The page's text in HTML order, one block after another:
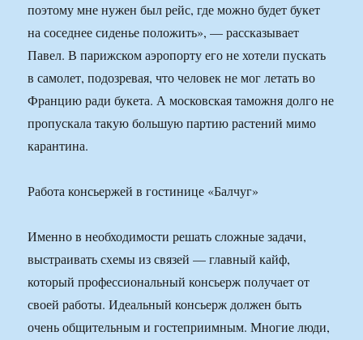
поэтому мне нужен был рейс, где можно будет букет
на соседнее сиденье положить», — рассказывает
Павел. В парижском аэропорту его не хотели пускать
в самолет, подозревая, что человек не мог летать во
Францию ради букета. А московская таможня долго не
пропускала такую большую партию растений мимо
карантина.
Работа консьержей в гостинице «Балчуг»
Именно в необходимости решать сложные задачи,
выстраивать схемы из связей — главный кайф,
который профессиональный консьерж получает от
своей работы. Идеальный консьерж должен быть
очень общительным и гостеприимным. Многие люди,